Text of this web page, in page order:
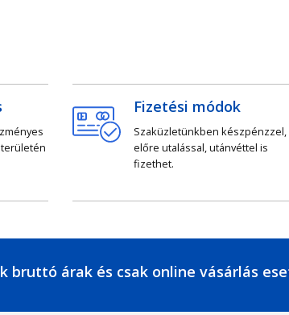
Fizetési módok
Szaküzletünkben készpénzzel,
előre utalással, utánvéttel is
fizethet.
bruttó árak és csak online vásárlás